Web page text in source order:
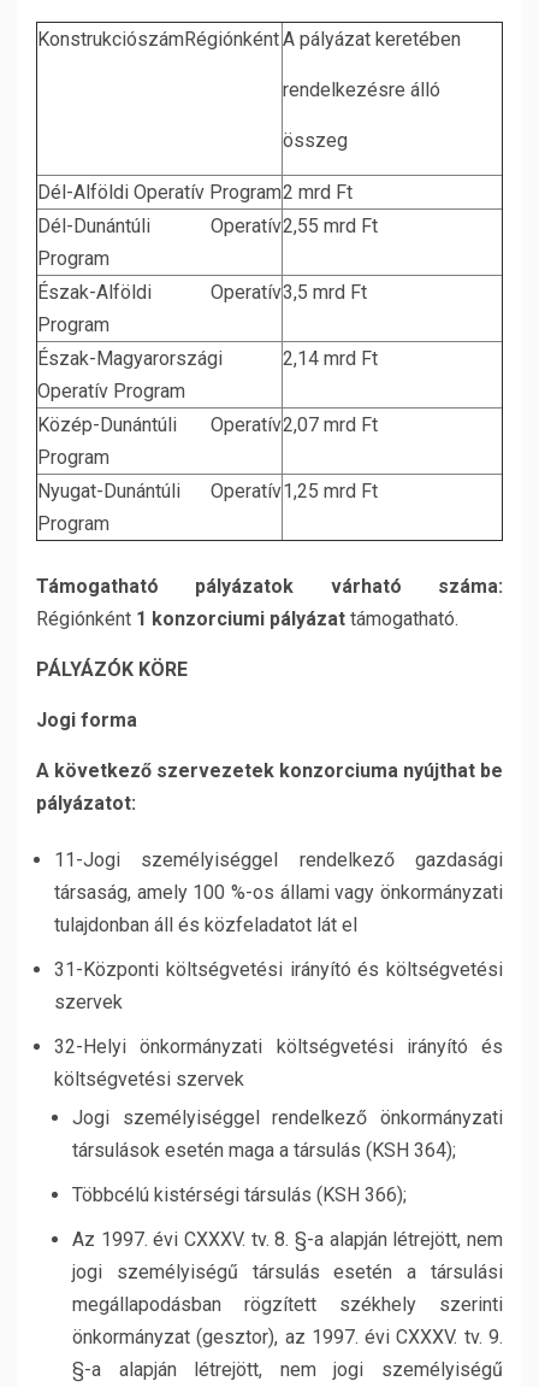
KonstrukciószámRégiónkéntA pályázat keretében
rendelkezésre álló
összeg
Dél-Alföldi Operatív Program2 mrd Ft
Dél-Dunántúli Operatív
Program
2,55 mrd Ft
Észak-Alföldi Operatív
Program
3,5 mrd Ft
Észak-Magyarországi
Operatív Program
2,14 mrd Ft
Közép-Dunántúli Operatív
Program
2,07 mrd Ft
Nyugat-Dunántúli Operatív
Program
1,25 mrd Ft
Támogatható pályázatok várható száma:
Régiónként 1 konzorciumi pályázat támogatható.
PÁLYÁZÓK KÖRE
Jogi forma
A következő szervezetek konzorciuma nyújthat be
pályázatot:
11-Jogi személyiséggel rendelkező gazdasági
társaság, amely 100 %-os állami vagy önkormányzati
tulajdonban áll és közfeladatot lát el
31-Központi költségvetési irányító és költségvetési
szervek
32-Helyi önkormányzati költségvetési irányító és
költségvetési szervek
Jogi személyiséggel rendelkező önkormányzati
társulások esetén maga a társulás (KSH 364);
Többcélú kistérségi társulás (KSH 366);
Az 1997. évi CXXXV. tv. 8. §-a alapján létrejött, nem
jogi személyiségű társulás esetén a társulási
megállapodásban rögzített székhely szerinti
önkormányzat (gesztor), az 1997. évi CXXXV. tv. 9.
§-a alapján létrejött, nem jogi személyiségű